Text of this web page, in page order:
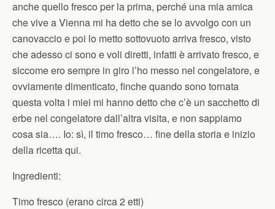
anche quello fresco per la prima, perché una mia amica
che vive a Vienna mi ha detto che se lo avvolgo con un
canovaccio e poi lo metto sottovuoto arriva fresco, visto
che adesso ci sono e voli diretti, infatti è arrivato fresco, e
siccome ero sempre in giro l’ho messo nel congelatore, e
ovviamente dimenticato, finche quando sono tornata
questa volta i miei mi hanno detto che c’è un sacchetto di
erbe nel congelatore dall’altra visita, e non sappiamo
cosa sia…. Io: sì, il timo fresco… fine della storia e inizio
della ricetta qui.
Ingredienti:
Timo fresco (erano circa 2 etti)